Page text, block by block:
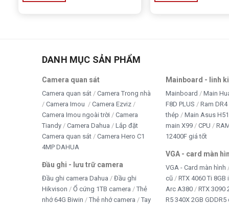
CPU sở hữu , phù hợp với các tác vụ
3. CPU Intel Xeon E5-2689 có dùng được
Không.Xeon E5-2689 là CPU thế hệ Sandy Bridge-EP
cho Xeon E5 V3/V4 nên không tương thích.
4. CPU Intel Xeon E5-2689 có card đồ họa
Không. CPU không có GPU tích hợp, cần sử dụng card
5. CPU Intel Xeon E5-2689 phù hợp với nhu
Sản phẩm phù hợp cho workstation, máy chủ, dựng
DANH MỤC SẢN PHẨM
Camera quan sát
Camera quan sát
Camera Trong nhà
Camera Imou
Camera Ezviz
Camera Imou ngoài trời
Camera
Tiandy
Camera Dahua
Lắp đặt
Camera quan sát
Camera Hero C1
4MP DAHUA
Đầu ghi - lưu trữ camera
Đầu ghi camera Dahua
Đầu ghi
Hikvison
Ổ cứng 1TB camera
Thẻ
nhớ 64G Biwin
Thẻ nhớ camera
Tay
Mainboard - linh
Mainboard
Main
F8D PLUS
Ram
thép
Main Asus
main X99
CPU
12400F giá tốt
VGA - card màn
VGA - Card màn hình
cũ
RTX 4060 Ti 8GB
Arc A380
RTX 3090
R5 340X 2GB GDDR5